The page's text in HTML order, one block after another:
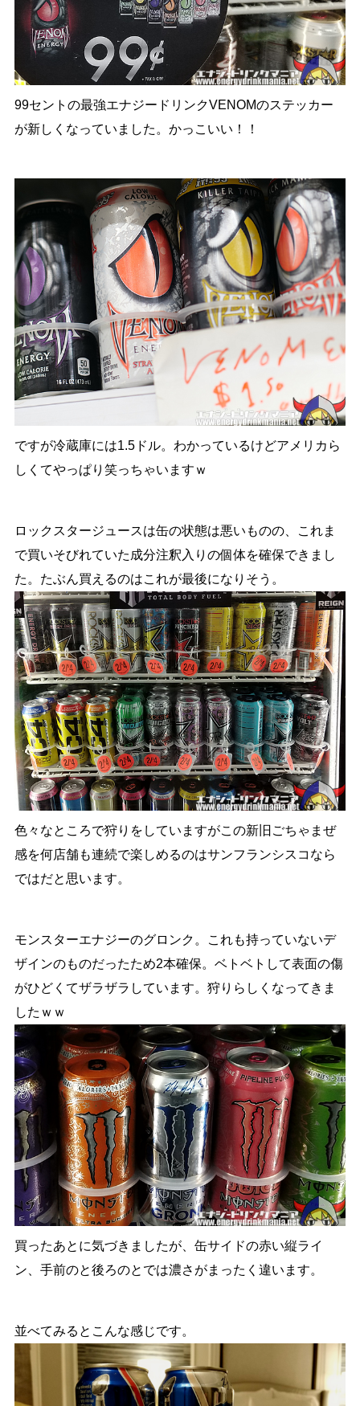
99セントの最強エナジードリンクVENOMのステッカー
が新しくなっていました。かっこいい！！
ですが冷蔵庫には1.5ドル。わかっているけどアメリカら
しくてやっぱり笑っちゃいますｗ
ロックスタージュースは缶の状態は悪いものの、これま
で買いそびれていた成分注釈入りの個体を確保できまし
た。たぶん買えるのはこれが最後になりそう。
色々なところで狩りをしていますがこの新旧ごちゃまぜ
感を何店舗も連続で楽しめるのはサンフランシスコなら
ではだと思います。
モンスターエナジーのグロンク。これも持っていないデ
ザインのものだったため2本確保。ベトベトして表面の傷
がひどくてザラザラしています。狩りらしくなってきま
したｗｗ
買ったあとに気づきましたが、缶サイドの赤い縦ライ
ン、手前のと後ろのとでは濃さがまったく違います。
並べてみるとこんな感じです。